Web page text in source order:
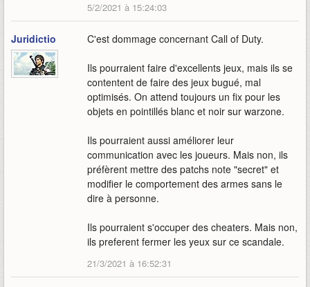
5/2/2021 à 15:24:03
Juridictio C'est dommage concernant Call of Duty.
Ils pourraient faire d'excellents jeux, mais ils se
contentent de faire des jeux bugué, mal
optimisés. On attend toujours un fix pour les
objets en pointillés blanc et noir sur warzone.
Ils pourraient aussi améliorer leur
communication avec les joueurs. Mais non, ils
préfèrent mettre des patchs note "secret" et
modifier le comportement des armes sans le
dire à personne.
Ils pourraient s'occuper des cheaters. Mais non,
ils preferent fermer les yeux sur ce scandale.
21/3/2021 à 16:52:31